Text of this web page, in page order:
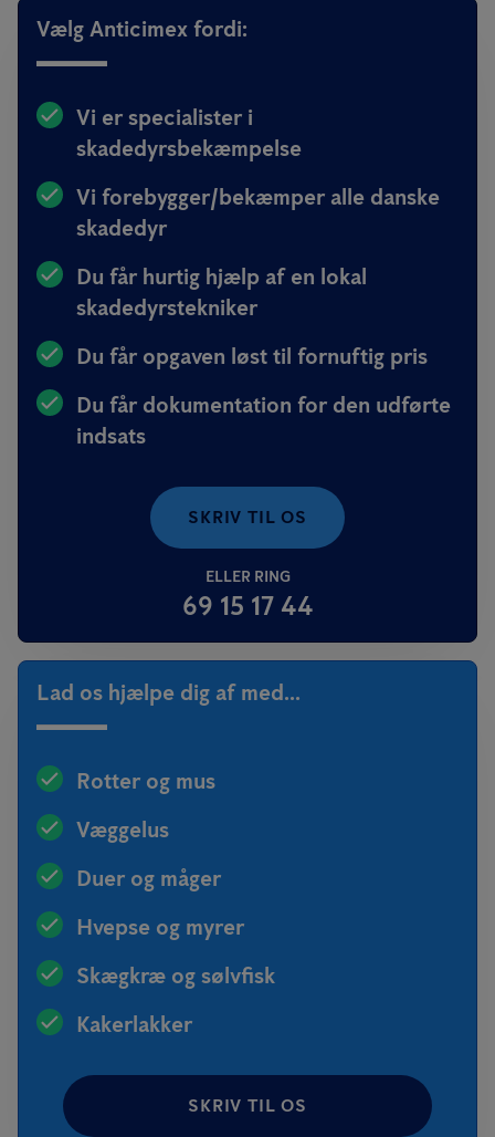
Vælg Anticimex fordi:
Vi er specialister i
skadedyrsbekæmpelse
Vi forebygger/bekæmper alle danske
skadedyr
Du får hurtig hjælp af en lokal
skadedyrstekniker
Du får opgaven løst til fornuftig pris
Du får dokumentation for den udførte
indsats
SKRIV TIL OS
ELLER RING
69 15 17 44
Lad os hjælpe dig af med...
Rotter og mus
Væggelus
Duer og måger
Hvepse og myrer
Skægkræ og sølvfisk
Kakerlakker
SKRIV TIL OS